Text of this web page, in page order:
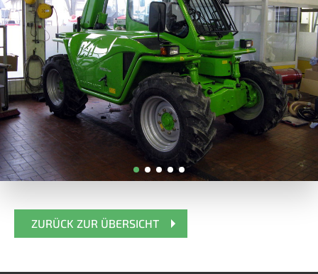
ZURÜCK ZUR ÜBERSICHT